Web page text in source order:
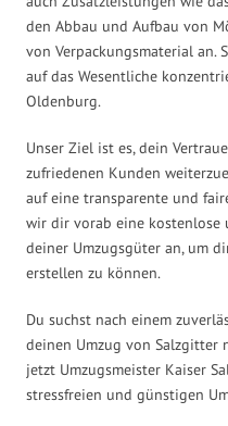
den Abbau und Aufbau von
von Verpackungsmaterial an.
auf das Wesentliche
Oldenburg.
Unser Ziel ist es, dein
zufriedenen Kunden
auf eine transparente und
wir dir vorab eine kostenlose
deiner Umzugsgüter an, um
erstellen zu können.
Du suchst nach einem
deinen Umzug von Salzgitter
jetzt Umzugsmeister Kaiser
stressfreien und günstigen